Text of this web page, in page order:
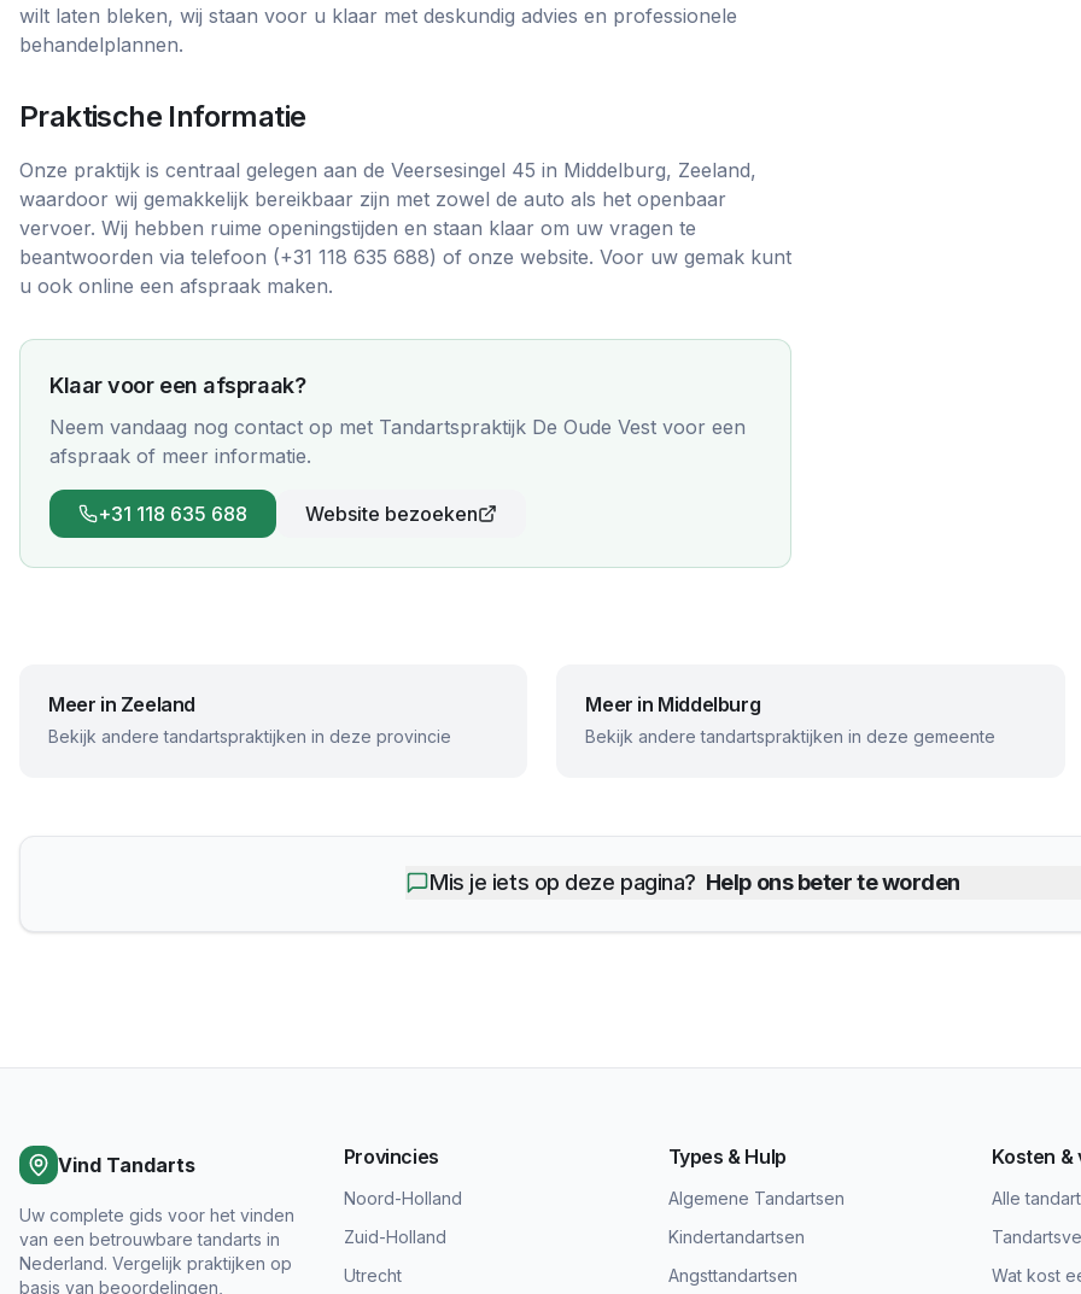
wilt laten bleken, wij staan voor u klaar met deskundig advies en professionele
behandelplannen.
Praktische Informatie
Onze praktijk is centraal gelegen aan de Veersesingel 45 in Middelburg, Zeeland,
waardoor wij gemakkelijk bereikbaar zijn met zowel de auto als het openbaar
vervoer. Wij hebben ruime openingstijden en staan klaar om uw vragen te
beantwoorden via telefoon (+31 118 635 688) of onze website. Voor uw gemak kunt
u ook online een afspraak maken.
Klaar voor een afspraak?
Neem vandaag nog contact op met Tandartspraktijk De Oude Vest voor een
afspraak of meer informatie.
+31 118 635 688 Website bezoeken
Meer in Zeeland
Bekijk andere tandartspraktijken in deze provincie
Meer in Middelburg
Bekijk andere tandartspraktijken in deze gemeente
Mis je iets op deze pagina? Help ons beter te worden
Vind Tandarts
Uw complete gids voor het vinden
van een betrouwbare tandarts in
Nederland. Vergelijk praktijken op
basis van beoordelingen,
Provincies
Noord-Holland
Zuid-Holland
Utrecht
Types & Hulp
Algemene Tandartsen
Kindertandartsen
Angsttandartsen
Kosten &
Alle
Wat kost